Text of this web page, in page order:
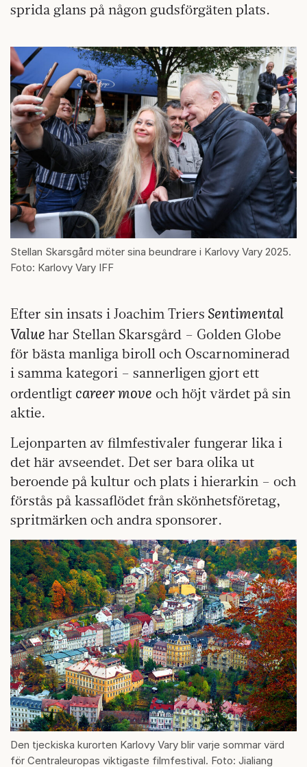
sprida glans på någon gudsförgäten plats.
Stellan Skarsgård möter sina beundrare i Karlovy Vary 2025.
Foto: Karlovy Vary IFF
Efter sin insats i Joachim Triers Sentimental
Value har Stellan Skarsgård – Golden Globe
för bästa manliga biroll och Oscarnominerad
i samma kategori – sannerligen gjort ett
ordentligt career move och höjt värdet på sin
aktie.
Lejonparten av filmfestivaler fungerar lika i
det här avseendet. Det ser bara olika ut
beroende på kultur och plats i hierarkin – och
förstås på kassaflödet från skönhetsföretag,
spritmärken och andra sponsorer.
Den tjeckiska kurorten Karlovy Vary blir varje sommar värd
för Centraleuropas viktigaste filmfestival. Foto: Jialiang